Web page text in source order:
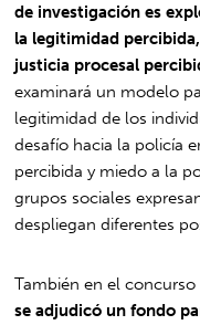
de investigación es
la legitimidad
justicia procesal
examinará un modelo
legitimidad de los
desafío hacia la policía
percibida y miedo a la
grupos sociales
despliegan diferentes
También en el concurso
se adjudicó un fondo